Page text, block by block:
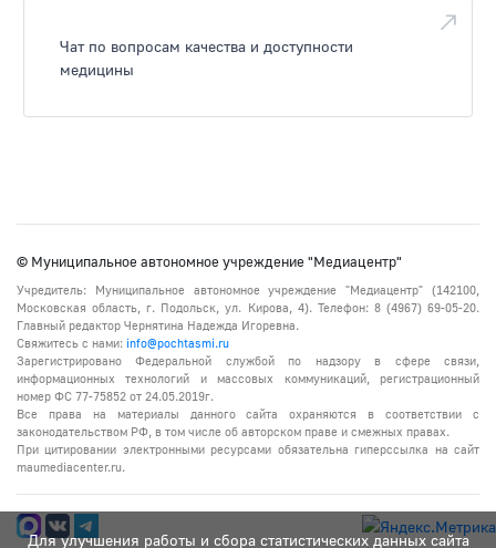
Чат по вопросам качества и доступности
медицины
Для улучшения работы и сбора статистических данных сайта
© Муниципальное автономное учреждение "Медиацентр"
Учредитель: Муниципальное автономное учреждение "Медиацентр" (142100,
Московская область, г. Подольск, ул. Кирова, 4). Телефон: 8 (4967) 69-05-20.
Главный редактор Чернятина Надежда Игоревна.
Свяжитесь с нами: info@pochtasmi.ru
Зарегистрировано Федеральной службой по надзору в сфере связи,
информационных технологий и массовых коммуникаций, регистрационный
номер ФС 77-75852 от 24.05.2019г.
Все права на материалы данного сайта охраняются в соответствии с
законодательством РФ, в том числе об авторском праве и смежных правах.
При цитировании электронными ресурсами обязательна гиперссылка на сайт
maumediacenter.ru.